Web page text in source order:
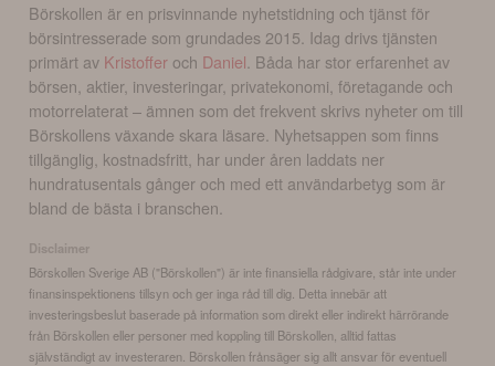
Börskollen är en prisvinnande nyhetstidning och tjänst för
börsintresserade som grundades 2015. Idag drivs tjänsten
primärt av Kristoffer och Daniel . Båda har stor erfarenhet av
börsen, aktier, investeringar, privatekonomi, företagande och
motorrelaterat – ämnen som det frekvent skrivs nyheter om till
Börskollens växande skara läsare. Nyhetsappen som finns
tillgänglig, kostnadsfritt, har under åren laddats ner
hundratusentals gånger och med ett användarbetyg som är
bland de bästa i branschen.
Disclaimer
Börskollen Sverige AB ("Börskollen") är inte finansiella rådgivare, står inte under
finansinspektionens tillsyn och ger inga råd till dig. Detta innebär att
investeringsbeslut baserade på information som direkt eller indirekt härrörande
från Börskollen eller personer med koppling till Börskollen, alltid fattas
självständigt av investeraren. Börskollen frånsäger sig allt ansvar för eventuell